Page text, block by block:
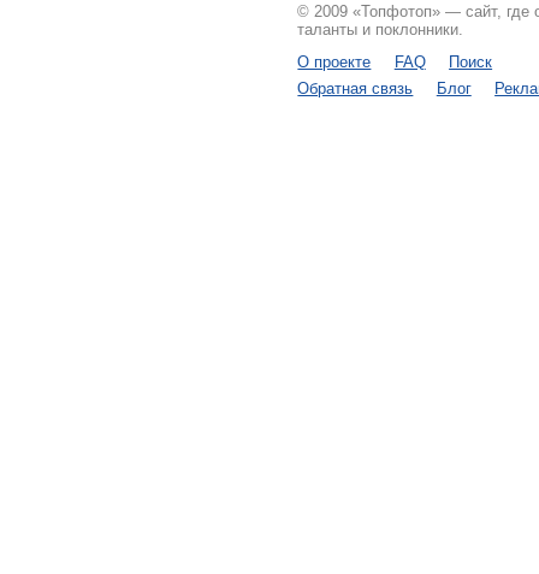
© 2009 «Топфотоп» — сайт, где
таланты и поклонники.
О проекте
FAQ
Поиск
Обратная связь
Блог